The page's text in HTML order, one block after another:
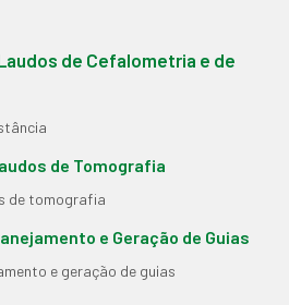
de Cefalometria e de
de Tomografia
de tomografia
e Geração de Guias
e geração de guias